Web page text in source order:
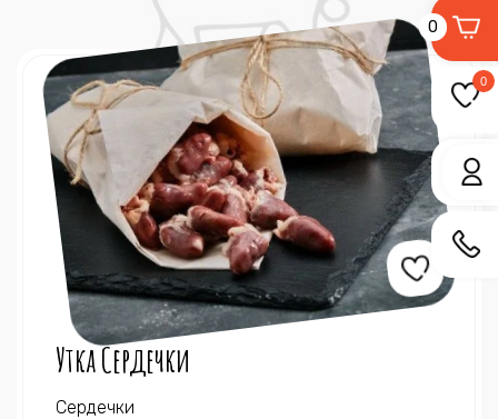
0
0
Утка Сердечки
Сердечки